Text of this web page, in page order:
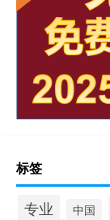
标签
专业 中国